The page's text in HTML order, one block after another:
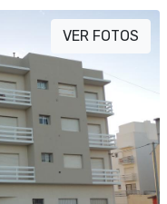
VER FOTOS